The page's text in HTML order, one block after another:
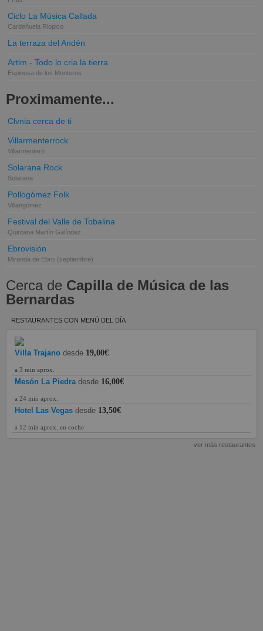
Ciclo La Música Callada
Cardeñuela Riopico
La terraza del Andén
Artim - Todo lo cria la tierra
Espinosa de los Monteros
Proximamente...
Clvnia cerca de ti
Villarmenterrock
Villarmentero
Solarana Rock
Solarana
Pollogómez Folk
Villangómez
Festival del Valle de Tobalina
Quintana Martín Galíndez
Ebrovisión
Miranda de Ebro (septiembre)
Cerca de Capilla de Música de las
Bernardas
RESTAURANTES CON MENÚ DEL DÍA
Villa Trajano desde 19,00€
a 3 min aprox.
Mesón La Piedra desde 16,00€
a 24 min aprox.
Hotel Las Vegas desde 13,50€
a 12 min aprox. en coche
ver más restaurantes